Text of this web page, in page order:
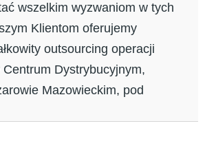
wszelkim wyzwaniom w tych
Klientom oferujemy
outsourcing operacji
Centrum Dystrybucyjnym,
Mazowieckim, pod